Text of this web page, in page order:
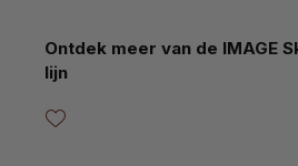
Productgalerij overslaan
Ontdek meer van de IMAGE
lijn